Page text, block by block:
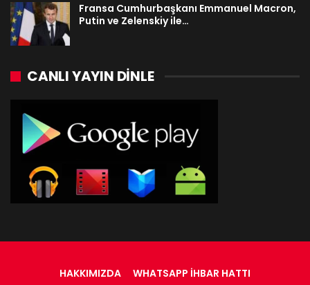
Fransa Cumhurbaşkanı Emmanuel Macron,
Putin ve Zelenskiy ile…
CANLI YAYIN DINLE
HAKKIMIZDA WHATSAPP İHBAR HATTI